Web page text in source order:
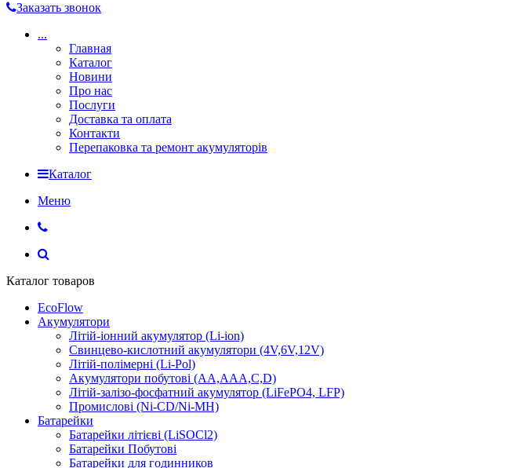
Заказать звонок
...
Главная
Каталог
Новини
Про нас
Послуги
Доставка та оплата
Контакти
Перепаковка та ремонт акумуляторів
Каталог
Меню
Каталог товаров
EcoFlow
Акумулятори
Літій-іонний акумулятор (Li-ion)
Свинцево-кислотний акумулятори (4V,6V,12V)
Літій-полімерні (Li-Pol)
Акумулятори побутові (AA,AAA,C,D)
Літій-залізо-фосфатний акумулятор (LiFePO4, LFP)
Промислові (Ni-CD/Ni-MH)
Батарейки
Батарейки літієві (LiSOCl2)
Батарейки Побутові
Батарейки для годинников